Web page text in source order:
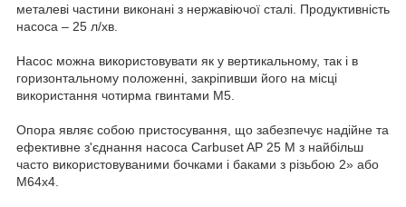
металеві частини виконані з нержавіючої сталі. Продуктивність
насоса – 25 л/хв.
Насос можна використовувати як у вертикальному, так і в
горизонтальному положенні, закріпивши його на місці
використання чотирма гвинтами M5.
Опора являє собою пристосування, що забезпечує надійне та
ефективне з'єднання насоса Carbuset AP 25 M з найбільш
часто використовуваними бочками і баками з різьбою 2» або
M64x4.